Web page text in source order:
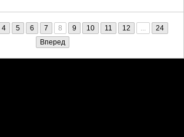
4 5 6 7 8 9 10 11 12 ...
24
Вперед